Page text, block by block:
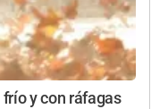
y con ráfagas